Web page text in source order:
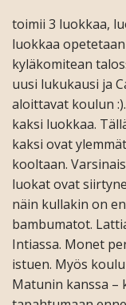
toimii 3 luokkaa,
luokkaa
kyläkomitean
uusi lukukausi ja
aloittavat koulun
kaksi luokkaa.
kaksi ovat
kooltaan.
luokat ovat
näin kullakin on
bambumatot.
Intiassa. Monet
istuen. Myös
Matunin kanssa –